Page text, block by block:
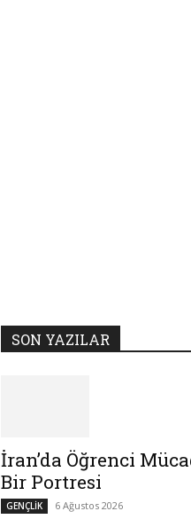
SON YAZILAR
İran’da Öğrenci
Bir Portresi
GENÇLİK 6 Ağustos 2026